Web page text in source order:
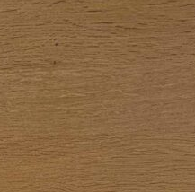
?
Magnets